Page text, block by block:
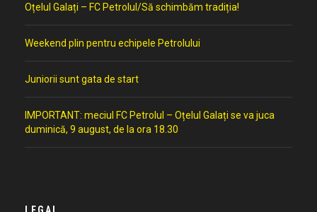
Oțelul Galați – FC Petrolul/Să schimbăm tradiția!
Weekend plin pentru echipele Petrolului
Juniorii sunt gata de start
IMPORTANT: meciul FC Petrolul – Oțelul Galați se va juca
duminică, 9 august, de la ora 18.30
LEGAL